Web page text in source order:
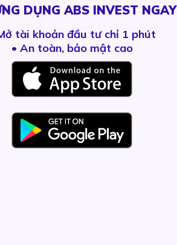
DỤNG ABS INVEST NGAY
tài khoản đầu tư chỉ 1 phút
• An toàn, bảo mật cao